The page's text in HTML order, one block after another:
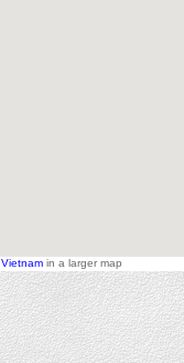
Vietnam in a larger map